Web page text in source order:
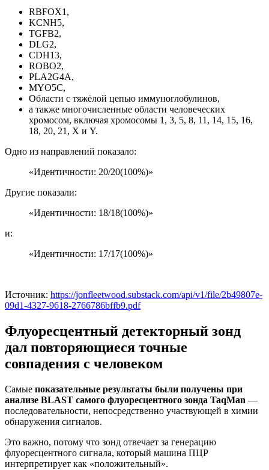
RBFOX1,
KCNH5,
TGFB2,
DLG2,
CDH13,
ROBO2,
PLA2G4A,
MYO5C,
Области с тяжёлой цепью иммуноглобулинов,
а также многочисленные области человеческих
хромосом, включая хромосомы 1, 3, 5, 8, 11, 14, 15, 16,
18, 20, 21, X и Y.
Одно из направлений показало:
«Идентичности: 20/20(100%)»
Другие показали:
«Идентичности: 18/18(100%)»
и:
«Идентичности: 17/17(100%)»
Источник: https://jonfleetwood.substack.com/api/v1/file/2b49807e-
09d1-4327-9618-2766786bffb9.pdf
Флуоресцентный детекторный зонд
дал повторяющиеся точные
совпадения с человеком
Самые показательные результаты были получены при
анализе BLAST самого флуоресцентного зонда TaqMan —
последовательности, непосредственно участвующей в химии
обнаружения сигналов.
Это важно, потому что зонд отвечает за генерацию
флуоресцентного сигнала, который машина ПЦР
интерпретирует как «положительный».